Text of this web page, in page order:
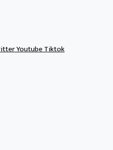
YoutubeTiktok